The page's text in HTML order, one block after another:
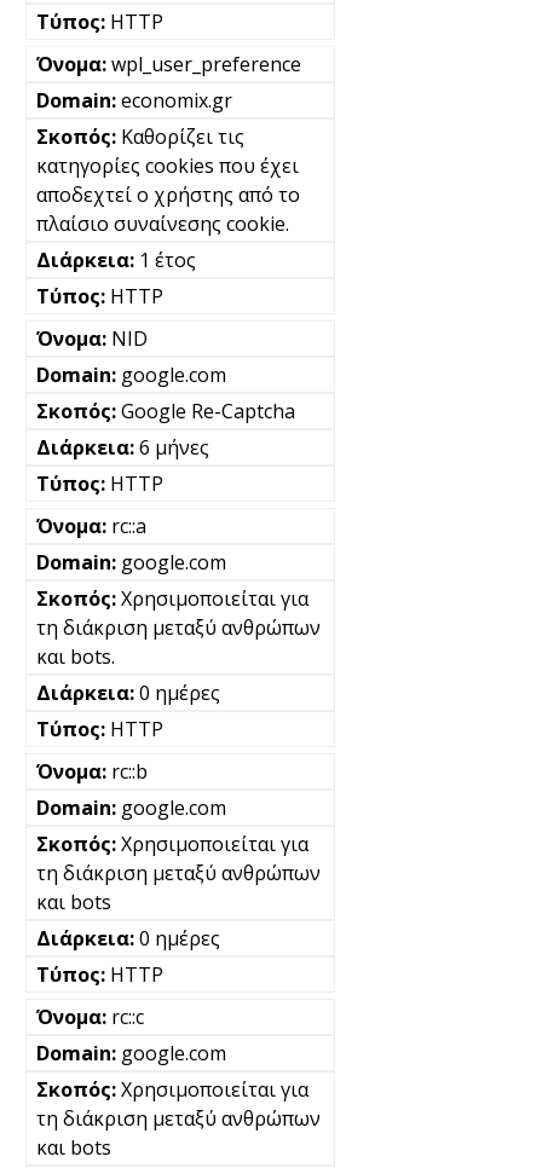
HTTP
wpl_user_preference
economix.gr
Καθορίζει τις
κατηγορίες cookies που έχει
αποδεχτεί ο χρήστης από το
πλαίσιο συναίνεσης cookie.
1 έτος
HTTP
NID
google.com
Google Re-Captcha
6 μήνες
HTTP
rc::a
google.com
Χρησιμοποιείται για
τη διάκριση μεταξύ ανθρώπων
και bots.
0 ημέρες
HTTP
rc::b
google.com
Χρησιμοποιείται για
τη διάκριση μεταξύ ανθρώπων
και bots
0 ημέρες
HTTP
rc::c
google.com
Χρησιμοποιείται για
τη διάκριση μεταξύ ανθρώπων
και bots